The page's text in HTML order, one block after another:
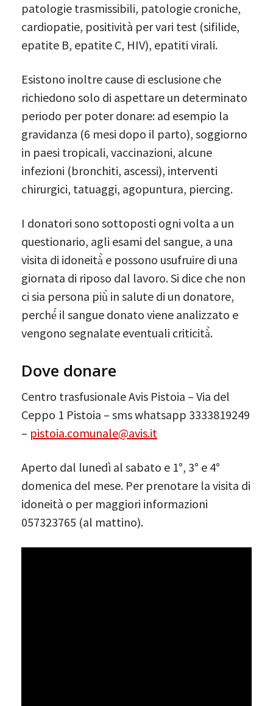
patologie trasmissibili, patologie croniche,
cardiopatie, positività per vari test (sifilide,
epatite B, epatite C, HIV), epatiti virali.
Esistono inoltre cause di esclusione che
richiedono solo di aspettare un determinato
periodo per poter donare: ad esempio la
gravidanza (6 mesi dopo il parto), soggiorno
in paesi tropicali, vaccinazioni, alcune
infezioni (bronchiti, ascessi), interventi
chirurgici, tatuaggi, agopuntura, piercing.
I donatori sono sottoposti ogni volta a un
questionario, agli esami del sangue, a una
visita di idoneità̀ e possono usufruire di una
giornata di riposo dal lavoro. Si dice che non
ci sia persona più̀ in salute di un donatore,
perché́ il sangue donato viene analizzato e
vengono segnalate eventuali criticità̀.
Dove donare
Centro trasfusionale Avis Pistoia – Via del
Ceppo 1 Pistoia – sms whatsapp 3333819249
– pistoia.comunale@avis.it
Aperto dal lunedì al sabato e 1°, 3° e 4°
domenica del mese. Per prenotare la visita di
idoneità o per maggiori informazioni
057323765 (al mattino).